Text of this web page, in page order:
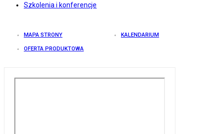
Szkolenia i konferencje
MAPA STRONY KALENDARIUM
OFERTA PRODUKTOWA